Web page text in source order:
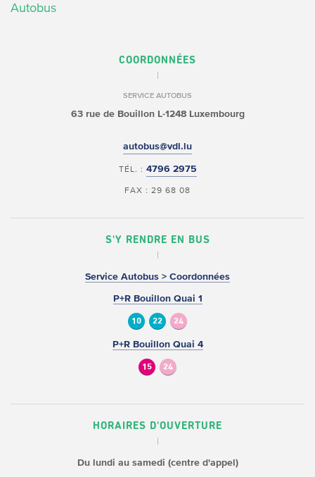
Autobus
COORDONNÉES
SERVICE AUTOBUS
63 rue de BouillonL-1248 Luxembourg
autobus@vdl.lu
TÉL. : 4796 2975
FAX : 29 68 08
S'Y RENDRE EN BUS
Service Autobus > Coordonnées
P+R Bouillon Quai 1
10 22 24
P+R Bouillon Quai 4
15 24
HORAIRES D'OUVERTURE
Du lundi au samedi (centre d'appel)